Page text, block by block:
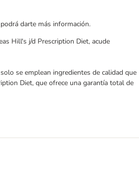
darte más información.
Hill's j/d Prescription Diet, acude
se emplean ingredientes de calidad que
Diet, que ofrece una garantía total de